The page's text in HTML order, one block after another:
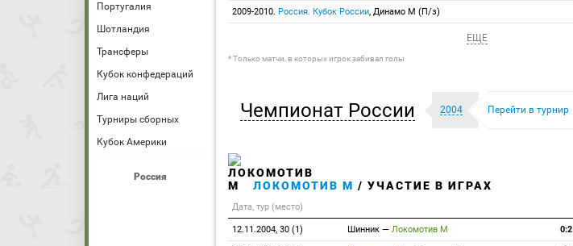
Португалия
Шотландия
Трансферы
Кубок конфедераций
Лига наций
Турниры сборных
Кубок Америки
Россия
2009-2010. Россия. Кубок России, Динамо М (П/з)
ЕЩЕ
* Только матчи, в которых игрок забивал голы
Чемпионат России 2004 Перейти в турнир
ЛОКОМОТИВ М / УЧАСТИЕ В ИГРАХ
Дата, тур (место)
12.11.2004, 30 (1) Шинник — Локомотив М 0:2